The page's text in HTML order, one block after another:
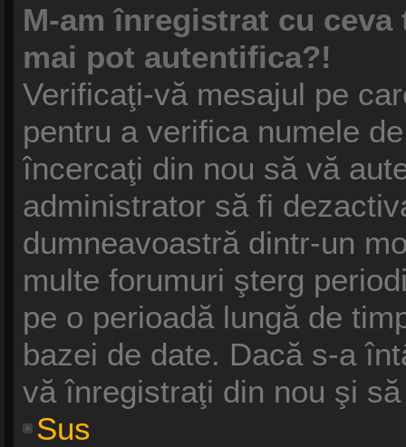
M-am înregistrat cu
mai pot autentifica?!
Verificaţi-vă mesajul pe
pentru a verifica numele
încercaţi din nou să vă
administrator să fi
dumneavoastră dintr-un
multe forumuri şterg
pe o perioadă lungă de
bazei de date. Dacă s-a
vă înregistraţi din nou şi
Sus